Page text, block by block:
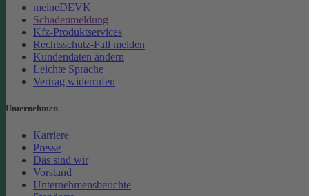
meineDEVK
Schadenmeldung
Kfz-Produktservices
Rechtsschutz-Fall melden
Kundendaten ändern
Leichte Sprache
Vertrag widerrufen
Unternehmen
Karriere
Presse
Das sind wir
Vorstand
Unternehmensberichte